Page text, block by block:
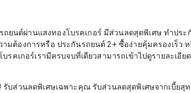
นต์ผ่านแสงทองโบรคเกอร์ มีส่วนลดสุดพิเศษ ทำประ
ต้องการหรือ ประกันรถยนต์ 2+ ซื้อง่ายคุ้มครองเร็ว
เกอร์เรามีครบจบที่เดียวสามารถเข้าไปดูรายละเอียด
ส่วนลดพิเศษเฉพาะคุณ รับส่วนลดสุดพิเศษจากเบี้ยสุ